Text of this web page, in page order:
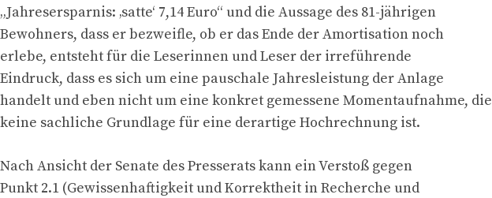
„Jahresersparnis: ‚satte‘ 7,14 Euro“ und die Aussage des 81-jährigen
Bewohners, dass er bezweifle, ob er das Ende der Amortisation noch
erlebe, entsteht für die Leserinnen und Leser der irreführende
Eindruck, dass es sich um eine pauschale Jahresleistung der Anlage
handelt und eben nicht um eine konkret gemessene Momentaufnahme, die
keine sachliche Grundlage für eine derartige Hochrechnung ist.
Nach Ansicht der Senate des Presserats kann ein Verstoß gegen
Punkt 2.1 (Gewissenhaftigkeit und Korrektheit in Recherche und